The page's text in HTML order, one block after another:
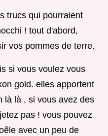
trucs qui pourraient
! tout d'abord,
vos pommes de terre.
si vous voulez vous
gold. elles apportent
là là , si vous avez des
pas ! vous pouvez
avec un peu de